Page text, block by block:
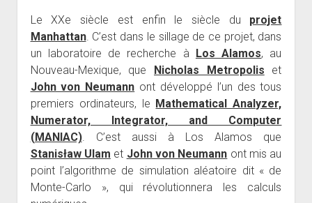
Le XXe siècle est enfin le siècle du projet
Manhattan. C’est dans le sillage de ce projet, dans
un laboratoire de recherche à Los Alamos, au
Nouveau-Mexique, que Nicholas Metropolis et
John von Neumann ont développé l’un des tous
premiers ordinateurs, le Mathematical Analyzer,
Numerator, Integrator, and Computer
(MANIAC). C’est aussi à Los Alamos que
Stanisław Ulam et John von Neumann ont mis au
point l’algorithme de simulation aléatoire dit « de
Monte-Carlo », qui révolutionnera les calculs